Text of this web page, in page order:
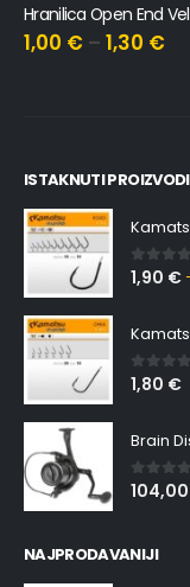
Hranilica Open End
1,00 € – 1,30 €
ISTAKNUTI PROIZVODI
0 out
1,90 €
0 out
1,80 €
Brain
0out
104,00
NAJPRODAVANIJI